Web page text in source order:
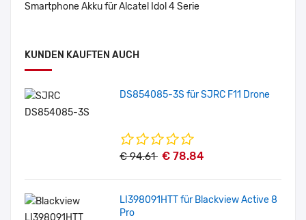
Smartphone Akku für Alcatel Idol 4 Serie
KUNDEN KAUFTEN AUCH
DS854085-3S für SJRC F11 Drone
€ 94.61 € 78.84
LI398091HTT für Blackview Active 8
Pro